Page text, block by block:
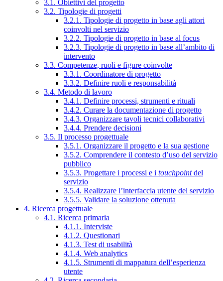
3.1. Obiettivi del progetto
3.2. Tipologie di progetti
3.2.1. Tipologie di progetto in base agli attori
coinvolti nel servizio
3.2.2. Tipologie di progetto in base al focus
3.2.3. Tipologie di progetto in base all’ambito di
intervento
3.3. Competenze, ruoli e figure coinvolte
3.3.1. Coordinatore di progetto
3.3.2. Definire ruoli e responsabilità
3.4. Metodo di lavoro
3.4.1. Definire processi, strumenti e rituali
3.4.2. Curare la documentazione di progetto
3.4.3. Organizzare tavoli tecnici collaborativi
3.4.4. Prendere decisioni
3.5. Il processo progettuale
3.5.1. Organizzare il progetto e la sua gestione
3.5.2. Comprendere il contesto d’uso del servizio
pubblico
3.5.3. Progettare i processi e i touchpointdel
servizio
3.5.4. Realizzare l’interfaccia utente del servizio
3.5.5. Validare la soluzione ottenuta
4. Ricerca progettuale
4.1. Ricerca primaria
4.1.1. Interviste
4.1.2. Questionari
4.1.3. Test di usabilità
4.1.4. Web analytics
4.1.5. Strumenti di mappatura dell’esperienza
utente